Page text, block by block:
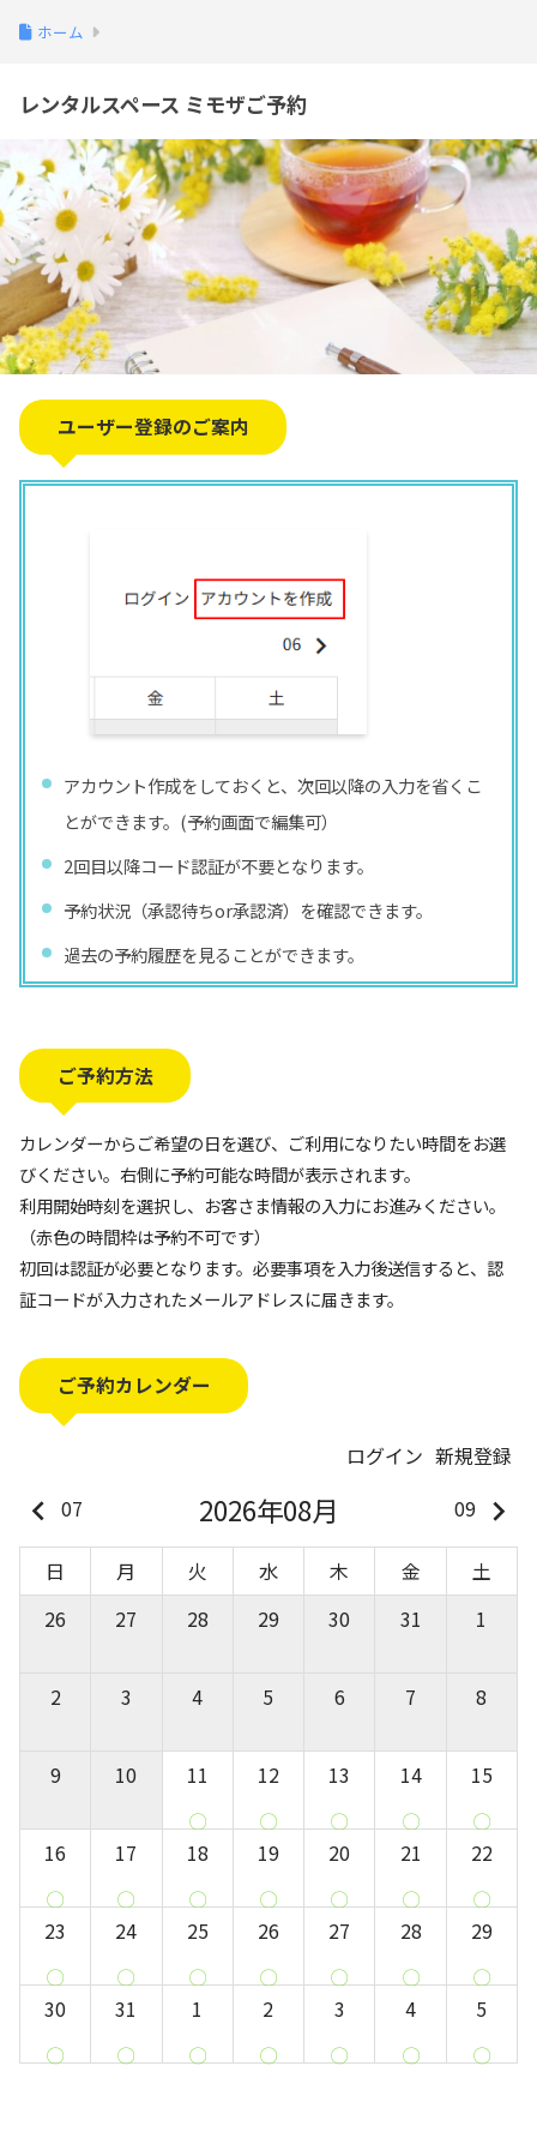
ホーム
レンタルスペース ミモザご予約
ユーザー登録のご案内
アカウント作成をしておくと、次回以降の入力を省くこ
とができます。(予約画面で編集可）
2回目以降コード認証が不要となります。
予約状況（承認待ちor承認済）を確認できます。
過去の予約履歴を見ることができます。
ご予約方法
カレンダーからご希望の日を選び、ご利用になりたい時間をお選
びください。右側に予約可能な時間が表示されます。
利用開始時刻を選択し、お客さま情報の入力にお進みください。
（赤色の時間枠は予約不可です）
初回は認証が必要となります。必要事項を入力後送信すると、認
証コードが入力されたメールアドレスに届きます。
ご予約カレンダー
新規登録
ログイン
keyboard_arrow_left 07 2026年08月 09 keyboard_arrow_right
日 月 火 水 木 金
土
26
27 28 29 30 31 1
2 3 4 5 6 7 8
9 10 11
〇
12
〇
13
〇
14
〇
15
〇
16
〇
17
〇
18
〇
19
〇
20
〇
21
〇
22
〇
23
〇
24
〇
25
〇
26
〇
27
〇
28
〇
29
〇
30
〇
31
〇
1
〇
2
〇
3
〇
4
〇
5
〇